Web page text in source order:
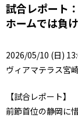
試合レポート
ホームでは負
2026/05/10 (日)
ヴィアマテラス宮
【試合レポート】
前節首位の静岡に